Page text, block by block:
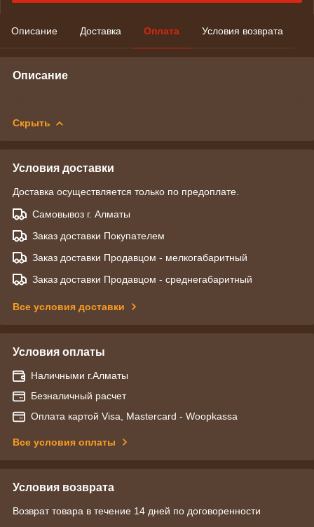
Описание Доставка Оплата Условия возврата
Описание
Скрыть
Условия доставки
Доставка осуществляется только по предоплате.
Самовывоз г. Алматы
Заказ доставки Покупателем
Заказ доставки Продавцом - мелкогабаритный
Заказ доставки Продавцом - среднегабаритный
Все условия доставки
Условия оплаты
Наличными г.Алматы
Безналичный расчет
Оплата картой Visa, Mastercard - Woopkassa
Все условия оплаты
Условия возврата
Возврат товара в течение 14 дней по договоренности